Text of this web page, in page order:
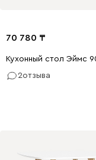
70 780
Кухонный стол Эймс
2отзыва